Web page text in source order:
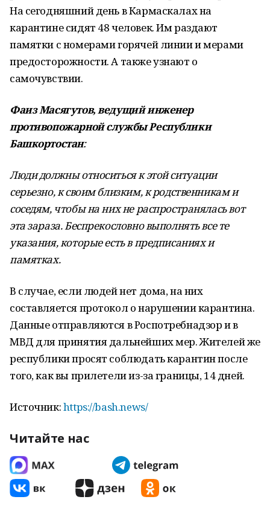
На сегодняшний день в Кармаскалах на
карантине сидят 48 человек. Им раздают
памятки с номерами горячей линии и мерами
предосторожности. А также узнают о
самочувствии.
Фаиз Масягутов, ведущий инженер
противопожарной службы Республики
Башкортостан:
Люди должны относиться к этой ситуации
серьезно, к своим близким, к родственникам и
соседям, чтобы на них не распространялась вот
эта зараза. Беспрекословно выполнять все те
указания, которые есть в предписаниях и
памятках.
В случае, если людей нет дома, на них
составляется протокол о нарушении карантина.
Данные отправляются в Роспотребнадзор и в
МВД для принятия дальнейших мер. Жителей же
республики просят соблюдать карантин после
того, как вы прилетели из-за границы, 14 дней.
Источник:https://bash.news/
Читайте нас